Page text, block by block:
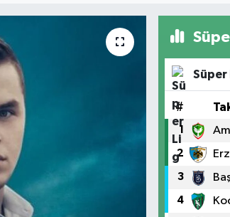
Süper
#
1
2
3
4